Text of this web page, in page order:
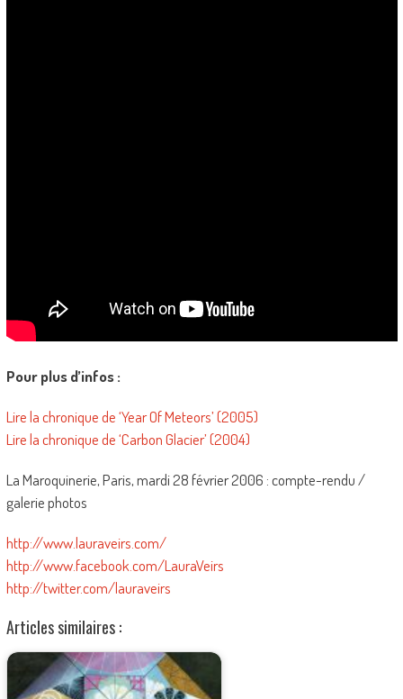
Pour plus d’infos :
Lire la chronique de ‘Year Of Meteors’ (2005)
Lire la chronique de ‘Carbon Glacier’ (2004)
La Maroquinerie, Paris, mardi 28 février 2006 : compte-rendu /
galerie photos
http://www.lauraveirs.com/
http://www.facebook.com/LauraVeirs
http://twitter.com/lauraveirs
Articles similaires :